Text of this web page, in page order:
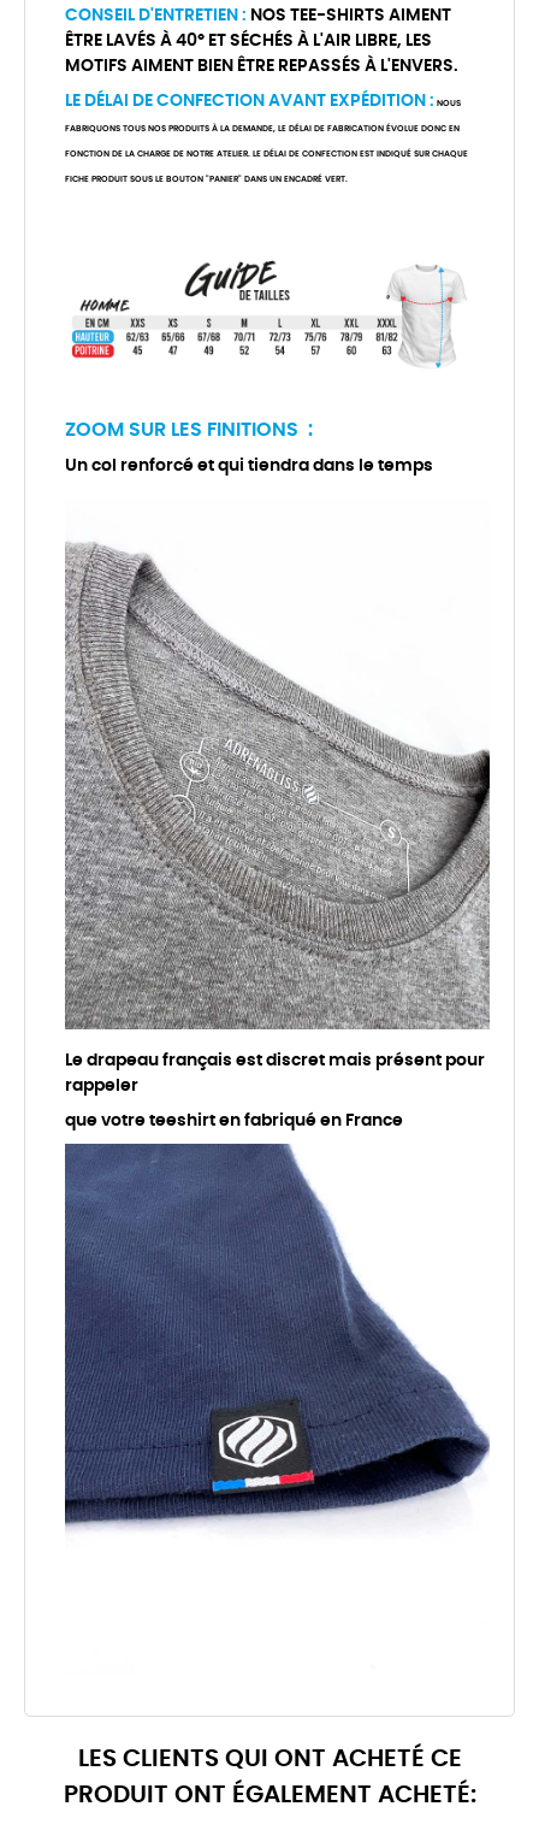
CONSEIL D'ENTRETIEN : NOS TEE-SHIRTS AIMENT
ÊTRE LAVÉS À 40° ET SÉCHÉS À L'AIR LIBRE, LES
MOTIFS AIMENT BIEN ÊTRE REPASSÉS À L'ENVERS.
LE DÉLAI DE CONFECTION AVANT EXPÉDITION : NOUS
FABRIQUONS TOUS NOS PRODUITS À LA DEMANDE, LE DÉLAI DE FABRICATION ÉVOLUE DONC EN
FONCTION DE LA CHARGE DE NOTRE ATELIER. LE DÉLAI DE CONFECTION EST INDIQUÉ SUR CHAQUE
FICHE PRODUIT SOUS LE BOUTON "PANIER" DANS UN ENCADRÉ VERT.
ZOOM SUR LES FINITIONS :
Un col renforcé et qui tiendra dans le temps
Le drapeau français est discret mais présent pour
rappeler
que votre teeshirt en fabriqué en France
LES CLIENTS QUI ONT ACHETÉ CE
PRODUIT ONT ÉGALEMENT ACHETÉ: